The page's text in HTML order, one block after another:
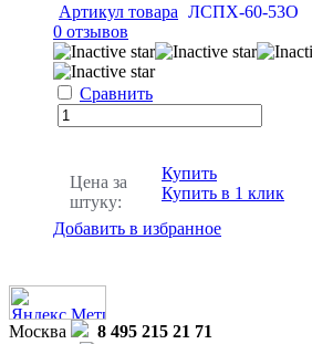
Артикул товара ЛСПХ-60-53О
0 отзывов
Сравнить
Цена за
штуку:
Купить
Купить в 1 клик
Добавить в избранное
Москва
8 495 215 21 71